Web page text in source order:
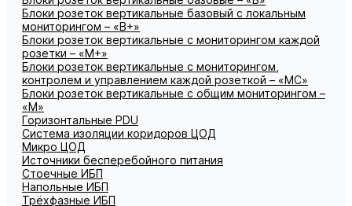
Блоки розеток вертикальные базовый с локальным
мониторингом – «В+»
Блоки розеток вертикальные с мониторингом каждой
розетки – «М+»
Блоки розеток вертикальные с мониторингом,
контролем и управлением каждой розеткой – «МС»
Блоки розеток вертикальные с общим мониторингом –
«М»
Горизонтальные PDU
Система изоляции коридоров ЦОД
Микро ЦОД
Источники бесперебойного питания
Стоечные ИБП
Напольные ИБП
Трёхфазные ИБП